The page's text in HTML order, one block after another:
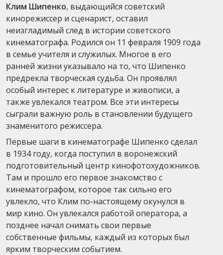
Клим Шипенко, выдающийся советский
кинорежиссер и сценарист, оставил
неизгладимый след в истории советского
кинематографа. Родился он 11 февраля 1909 года
в семье учителя и служилых. Многое в его
ранней жизни указывало на то, что Шипенко
предрекла творческая судьба. Он проявлял
особый интерес к литературе и живописи, а
также увлекался театром. Все эти интересы
сыграли важную роль в становлении будущего
знаменитого режиссера.
Первые шаги в кинематографе Шипенко сделал
в 1934 году, когда поступил в воронежский
подготовительный центр кинофотохудожников.
Там и прошло его первое знакомство с
кинематографом, которое так сильно его
увлекло, что Клим по-настоящему окунулся в
мир кино. Он увлекался работой оператора, а
позднее начал снимать свои первые
собственные фильмы, каждый из которых был
ярким творческим событием.